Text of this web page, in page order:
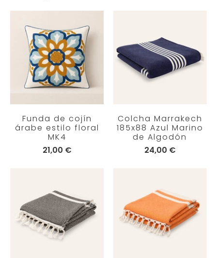
Funda de cojín
árabe estilo floral
MK4
21,00 €
Colcha Marrakech
185x88 Azul Marino
de Algodón
24,00 €